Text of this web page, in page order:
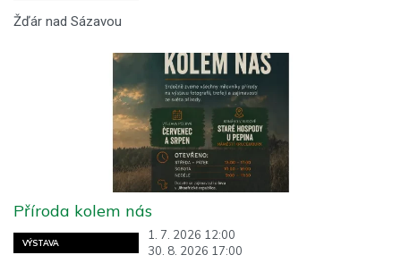
Žďár nad Sázavou
VÝSTAVA
1. 7. 2026 12:00
30. 8. 2026 17:00
Příroda kolem nás